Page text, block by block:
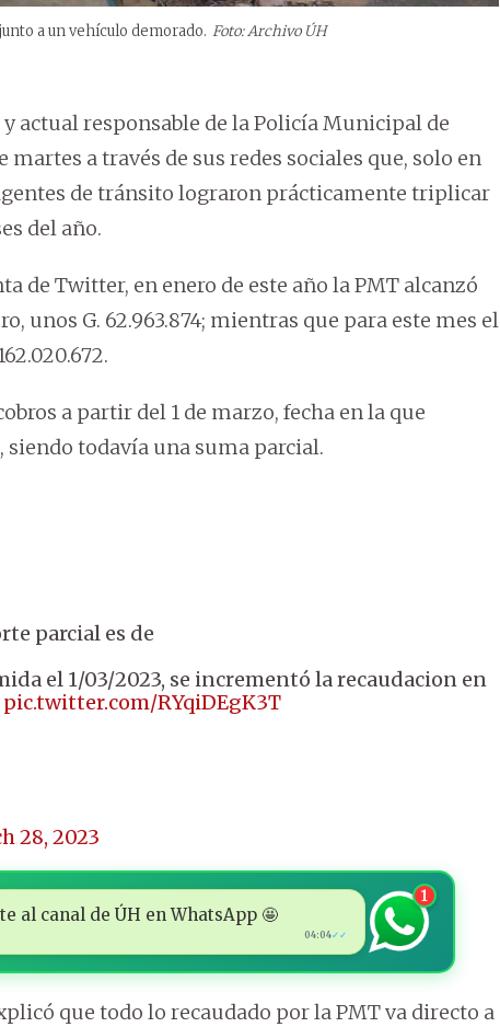
a un vehículo demorado. Foto: Archivo ÚH
actual responsable de la Policía Municipal de
a través de sus redes sociales que, solo en
de tránsito lograron prácticamente triplicar
del año.
de Twitter, en enero de este año la PMT alcanzó
unos G. 62.963.874; mientras que para este mes el
a partir del 1 de marzo, fecha en la que
siendo todavía una suma parcial.
parcial es de
el 1/03/2023, se incrementó la recaudacion en
pic.twitter.com/RYqiDEgK3T
28, 2023
al canal de ÚH en WhatsApp 🤩
04:04✓✓
1
que todo lo recaudado por la PMT va directo a